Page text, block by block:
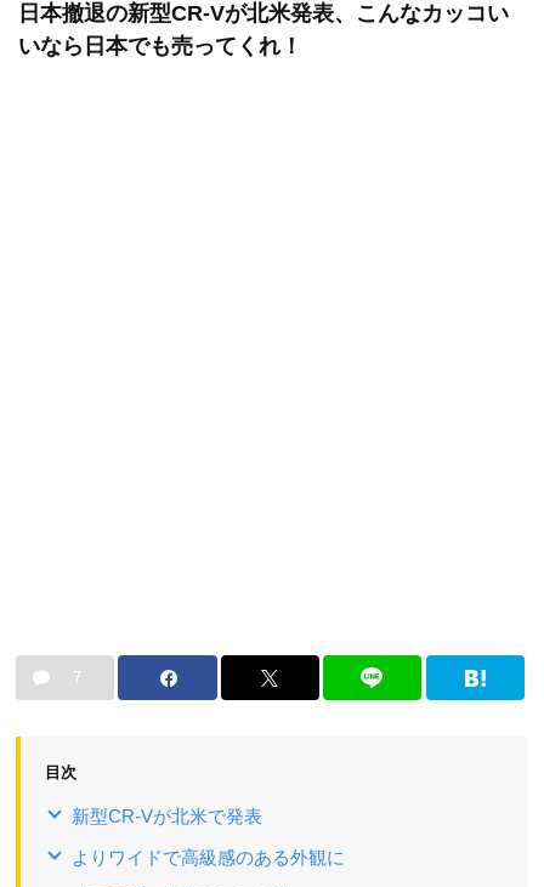
日本撤退の新型CR-Vが北米発表、こんなカッコい
いなら日本でも売ってくれ！
7
目次
新型CR-Vが北米で発表
よりワイドで高級感のある外観に